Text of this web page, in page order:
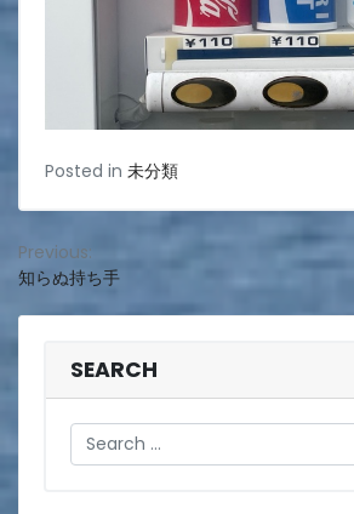
Posted in 未分類
投
稿
ナ
ー
Previous:
知らぬ持ち手
SEARCH
Search